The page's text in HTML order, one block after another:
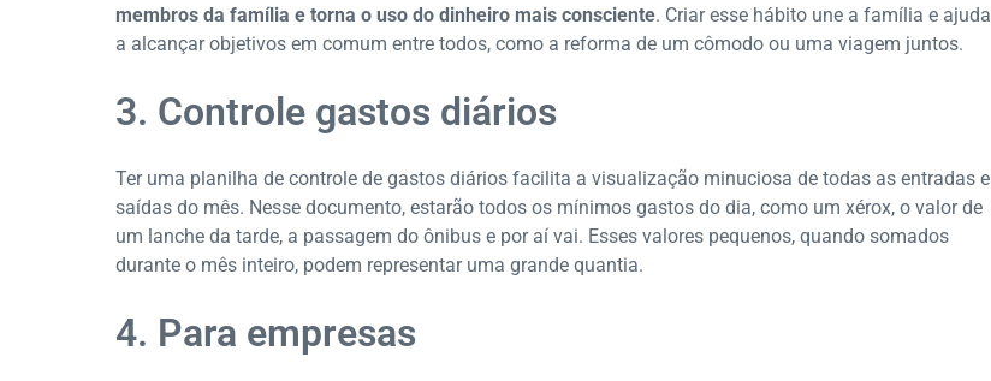
membros da família e torna o uso do dinheiro mais consciente. Criar esse hábito une a família e ajuda
a alcançar objetivos em comum entre todos, como a reforma de um cômodo ou uma viagem juntos.
3. Controle gastos diários
Ter uma planilha de controle de gastos diários facilita a visualização minuciosa de todas as entradas e
saídas do mês. Nesse documento, estarão todos os mínimos gastos do dia, como um xérox, o valor de
um lanche da tarde, a passagem do ônibus e por aí vai. Esses valores pequenos, quando somados
durante o mês inteiro, podem representar uma grande quantia.
4. Para empresas